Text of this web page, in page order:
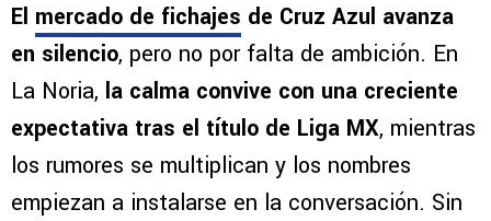
El mercado de fichajes de Cruz Azul avanza
en silencio, pero no por falta de ambición. En
La Noria, la calma convive con una creciente
expectativa tras el título de Liga MX, mientras
los rumores se multiplican y los nombres
empiezan a instalarse en la conversación. Sin